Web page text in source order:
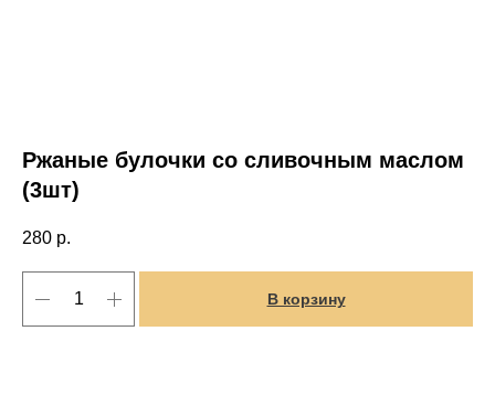
Ржаные булочки со сливочным маслом
(3шт)
280 р.
В корзину